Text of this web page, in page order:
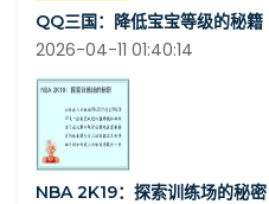
QQ三国：降低宝宝等级的秘籍
2026-04-11 01:40:14
NBA 2K19：探索训练场的秘密